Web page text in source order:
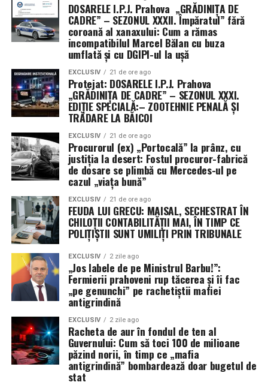
colaps.
Deși navele de război americane au reușit să se protejeze
de drone și bărci rapide, ele au eșuat în misiunea de a
extinde această protecție asupra flotei comerciale.
Auto-apărarea nu este suficientă atunci când misiunea
ta principală este menținerea căilor navigabile deschise.
Lecția istoriei și eșecul tactic al noii ere
Istoria navală ne învață că, în ambele Războaie
Mondiale, aliații au fost reticenți în a adopta sistemul
convoaielor, preferând să „vâneze” amenințarea. În
ambele cazuri, strategia a eșuat catastrofal până când s-
a revenit la escortarea directă. Astăzi, Marina pare să
repete aceleași greșeli, încercând să creeze „coridoare
sigure” de la distanță, o tactică ce nu a reușit să
convingă armatorii să își trimită navele la apă.
După cinci luni de conflict, concluzia este ineluctabilă: o
strâmtoare blocată sub ochii unei flote de 290 de nave și
345.000 de marinari este, prin definiție, un eșec naval.
Până când această problemă nu va fi diagnosticată și
rezolvată, supremația maritimă a SUA rămâne doar un
concept teoretic, în timp ce 500 de nave comerciale
stau blocate, așteptând o siguranță care nu mai vine.
DOSARELE I.P.J. Prahova „GRĂDINIȚA DE
CADRE” – SEZONUL XXXII. Împăratul” fără
coroană al xanaxului: Cum a rămas
incompatibilul Marcel Bălan cu buza
umflată și cu DGIPI-ul la ușă
EXCLUSIV 21 de ore ago
Protejat: DOSARELE I.P.J. Prahova
„GRĂDINIȚA DE CADRE” – SEZONUL XXXI.
EDIȚIE SPECIALĂ:– ZOOTEHNIE PENALĂ ȘI
TRĂDARE LA BĂICOI
EXCLUSIV 21 de ore ago
Procurorul (ex) „Portocală” la prânz, cu
justiția la desert: Fostul procuror-fabrică
de dosare se plimbă cu Mercedes-ul pe
cazul „viața bună”
EXCLUSIV 21 de ore ago
FEUDA LUI GRECU: MAISAL, SECHESTRAT ÎN
CHILOȚII CONTABILITĂȚII MAI, ÎN TIMP CE
POLIȚIȘTII SUNT UMILIȚI PRIN TRIBUNALE
EXCLUSIV 2 zile ago
„Jos labele de pe Ministrul Barbu!”:
Fermierii prahoveni rup tăcerea și îi fac
„pe genunchi” pe rachetiștii mafiei
antigrindină
EXCLUSIV 2 zile ago
Racheta de aur în fondul de ten al
Guvernului: Cum să toci 100 de milioane
păzind norii, în timp ce „mafia
antigrindină” bombardează doar bugetul de
stat